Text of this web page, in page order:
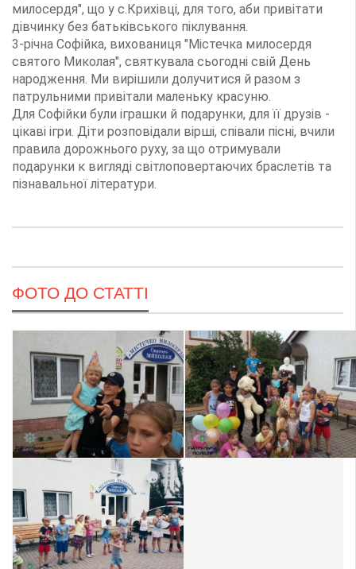
милосердя", що у с.Крихівці, для того, аби привітати
дівчинку без батьківського піклування.
3-річна Софійка, вихованиця "Містечка милосердя
святого Миколая", святкувала сьогодні свій День
народження. Ми вирішили долучитися й разом з
патрульними привітали маленьку красуню.
Для Софійки були іграшки й подарунки, для її друзів -
цікаві ігри. Діти розповідали вірші, співали пісні, вчили
правила дорожнього руху, за що отримували
подарунки к вигляді світлоповертаючих браслетів та
пізнавальної літератури.
ФОТО ДО СТАТТІ